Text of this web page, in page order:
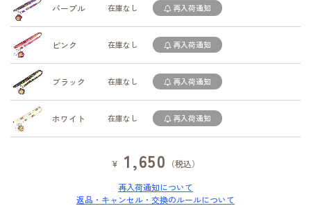
パープル 在庫なし 再入荷通知
ピンク 在庫なし 再入荷通知
ブラック 在庫なし 再入荷通知
ホワイト 在庫なし 再入荷通知
¥ 1,650
（税込）
再入荷通知について
返品・キャンセル・交換のルールについて